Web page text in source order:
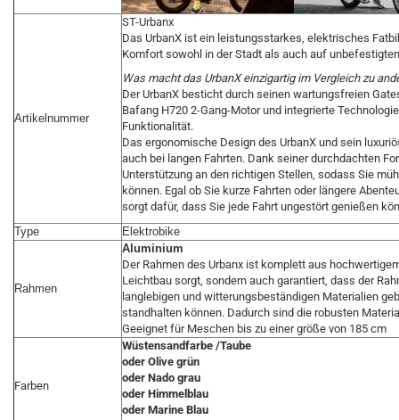
Artikelnummer
ST-Urbanx
Das UrbanX ist ein leistungsstarkes, elektrisches
Komfort sowohl in der Stadt als auch auf
Was macht das UrbanX einzigartig im Vergleich zu
Der UrbanX besticht durch seinen wartungsfreien
Bafang H720 2-Gang-Motor und integrierte
Funktionalität.
Das ergonomische Design des UrbanX und sein
auch bei langen Fahrten. Dank seiner durchdachten
Unterstützung an den richtigen Stellen, sodass Sie
können. Egal ob Sie kurze Fahrten oder längere
sorgt dafür, dass Sie jede Fahrt ungestört genießen
Type
Elektrobike
Rahmen
Aluminium
Der Rahmen des Urbanx ist komplett aus
Leichtbau sorgt, sondern auch garantiert, dass der
langlebigen und witterungsbeständigen Materialien
standhalten können. Dadurch sind die robusten
Geeignet für Meschen bis zu einer größe von 185 cm
Farben
Wüstensandfarbe /Taube
oder Olive grün
oder Nado grau
oder Himmelblau
oder Marine Blau